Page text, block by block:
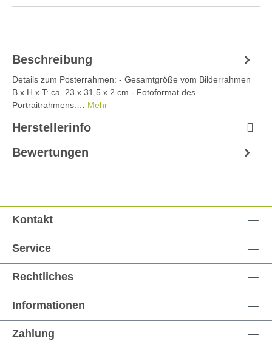
Beschreibung
Details zum Posterrahmen: - Gesamtgröße vom Bilderrahmen
B x H x T: ca. 23 x 31,5 x 2 cm - Fotoformat des
Portraitrahmens:… Mehr
Herstellerinfo
Bewertungen
Kontakt
Service
Rechtliches
Informationen
Zahlung